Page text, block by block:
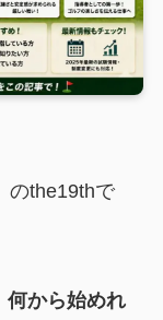
のthe19thで
何から始めれ